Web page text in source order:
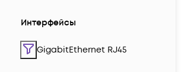
Интерфейсы
GigabitEthernet RJ45